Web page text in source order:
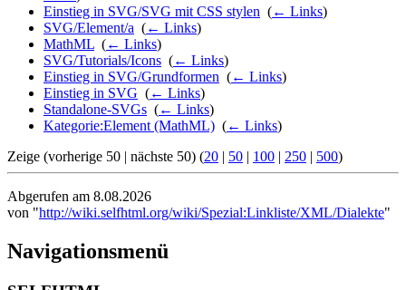
Einstieg in SVG/SVG mit CSS stylen (← Links)
SVG/Element/a (← Links)
MathML (← Links)
SVG/Tutorials/Icons (← Links)
Einstieg in SVG/Grundformen (← Links)
Einstieg in SVG (← Links)
Standalone-SVGs (← Links)
Kategorie:Element (MathML) (← Links)
Zeige (vorherige 50 | nächste 50) (20 | 50 | 100 | 250 | 500)
Abgerufen am 8.08.2026
von "http://wiki.selfhtml.org/wiki/Spezial:Linkliste/XML/Dialekte"
Navigationsmenü